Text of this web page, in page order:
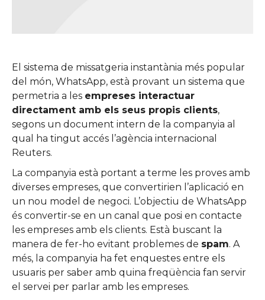
El sistema de missatgeria instantània més popular
del món, WhatsApp, està provant un sistema que
permetria a les empreses interactuar
directament amb els seus propis clients,
segons un document intern de la companyia al
qual ha tingut accés l’agència internacional
Reuters.
La companyia està portant a terme les proves amb
diverses empreses, que convertirien l’aplicació en
un nou model de negoci. L’objectiu de WhatsApp
és convertir-se en un canal que posi en contacte
les empreses amb els clients. Està buscant la
manera de fer-ho evitant problemes de spam. A
més, la companyia ha fet enquestes entre els
usuaris per saber amb quina freqüència fan servir
el servei per parlar amb les empreses.